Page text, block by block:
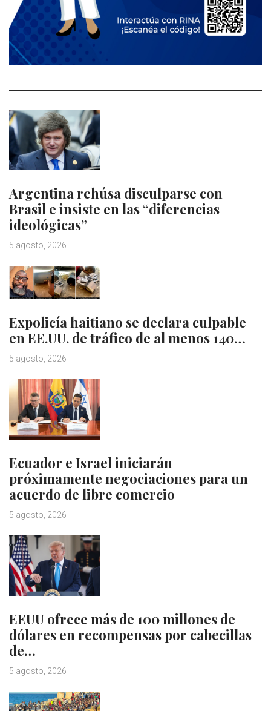
Argentina rehúsa disculparse con
Brasil e insiste en las “diferencias
ideológicas”
5 agosto, 2026
Expolicía haitiano se declara culpable
en EE.UU. de tráfico de al menos 140…
5 agosto, 2026
Ecuador e Israel iniciarán
próximamente negociaciones para un
acuerdo de libre comercio
5 agosto, 2026
EEUU ofrece más de 100 millones de
dólares en recompensas por cabecillas
de…
5 agosto, 2026